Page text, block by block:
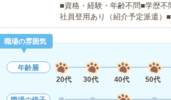
■資格・経験・年齢不問■学歴
社員登用あり（紹介予定派遣
職場の雰囲気
年齢層
20代
30代 40代 50代